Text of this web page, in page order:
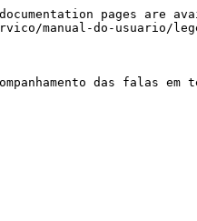
pages are
manual-do-usuario/
das falas em